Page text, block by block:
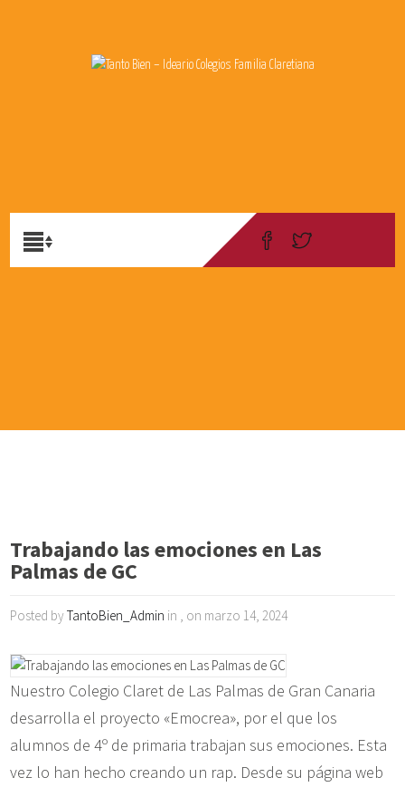
Trabajando las emociones en Las
Palmas de GC
Posted byTantoBien_Admin in , on marzo 14, 2024
Nuestro Colegio Claret de Las Palmas de Gran Canaria
desarrolla el proyecto «Emocrea», por el que los
alumnos de 4º de primaria trabajan sus emociones. Esta
vez lo han hecho creando un rap. Desde su página web